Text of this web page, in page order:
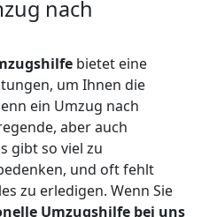
nach
bietet eine
um Ihnen die
ein Umzug nach
aber auch
gibt so viel zu
und oft fehlt
zu erledigen. Wenn Sie
Umzugshilfe bei uns